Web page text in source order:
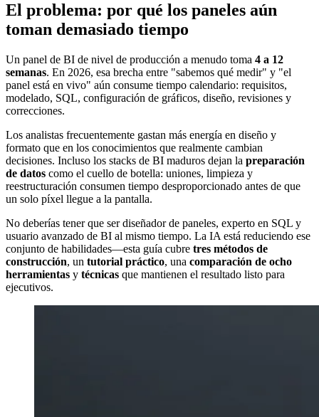
El problema: por qué los paneles aún
toman demasiado tiempo
Un panel de BI de nivel de producción a menudo toma 4 a 12
semanas. En 2026, esa brecha entre "sabemos qué medir" y "el
panel está en vivo" aún consume tiempo calendario: requisitos,
modelado, SQL, configuración de gráficos, diseño, revisiones y
correcciones.
Los analistas frecuentemente gastan más energía en diseño y
formato que en los conocimientos que realmente cambian
decisiones. Incluso los stacks de BI maduros dejan la preparación
de datos como el cuello de botella: uniones, limpieza y
reestructuración consumen tiempo desproporcionado antes de que
un solo píxel llegue a la pantalla.
No deberías tener que ser diseñador de paneles, experto en SQL y
usuario avanzado de BI al mismo tiempo. La IA está reduciendo ese
conjunto de habilidades—esta guía cubre tres métodos de
construcción, un tutorial práctico, una comparación de ocho
herramientas y técnicas que mantienen el resultado listo para
ejecutivos.